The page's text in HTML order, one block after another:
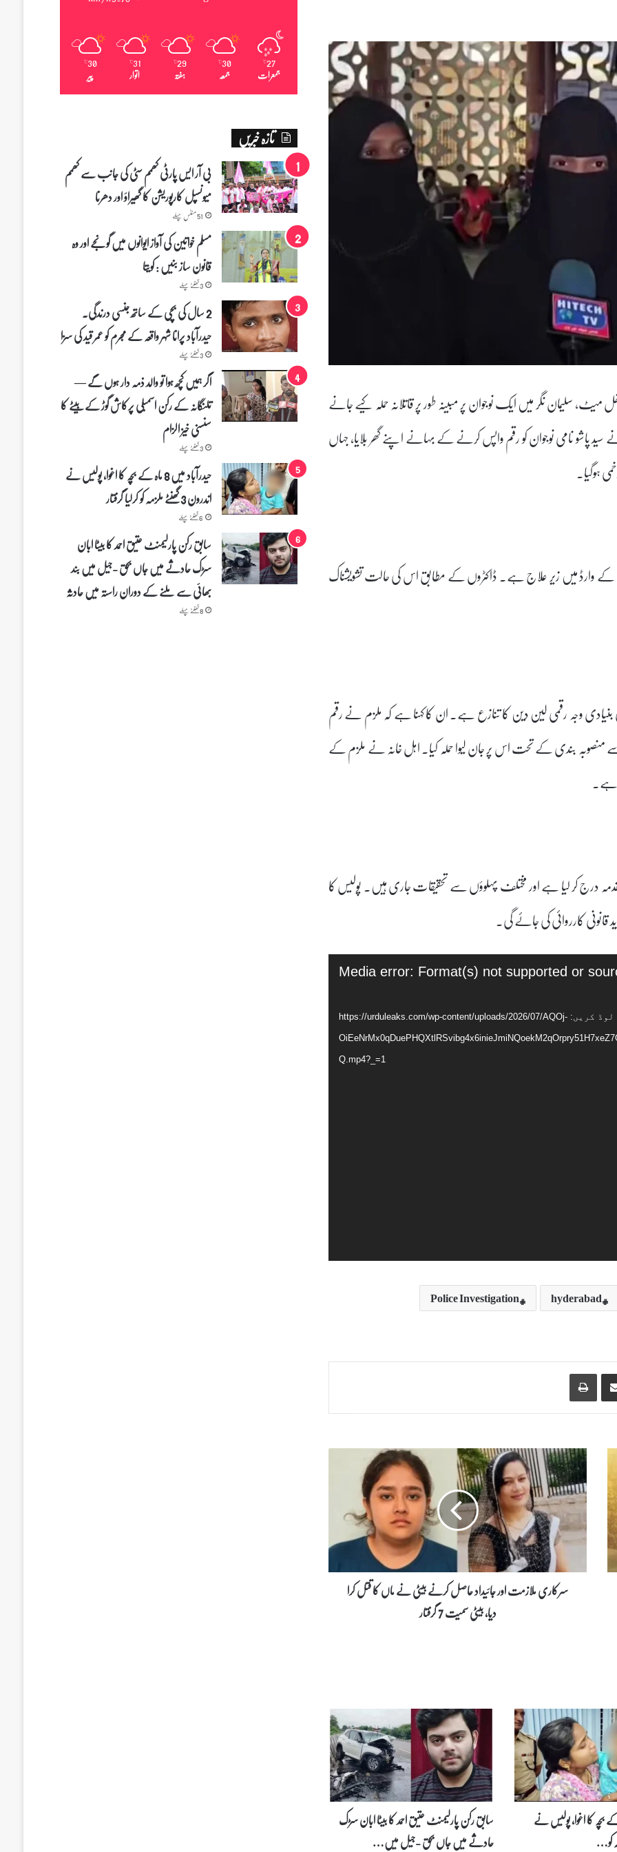
میٹ، سلیمان نگر میں ایک نوجوان پر مبینہ طور پر قاتلانہ حملہ کیے جانے
پاشو نامی نوجوان کو رقم واپس کرنے کے بہانے اپنے گھر بلایا، جہاں
ہوگیا۔
کے وارڈ میں زیر علاج ہے۔ ڈاکٹروں کے مطابق اس کی حالت تشویشناک
بنیادی وجہ رقمی لین دین کا تنازع ہے۔ ان کا کہنا ہے کہ ملزم نے رقم
سے منصوبہ بندی کے تحت اس پر جان لیوا حملہ کیا۔ اہل خانہ نے ملزم کے
ہے۔
درج کر لیا ہے اور مختلف پہلوؤں سے تحقیقات جاری ہیں۔ پولیس کا
کارروائی کی جائے گی۔
Media error: Format(s) not supported or
فائل ڈاؤن لوڈ کریں: https://urduleaks.com/wp-content/uploads/2026/07/AQOj-
Q.mp4?_=1
hyderabad
Police Investigation
Share via Email
Print
س
ر
ک
ا
ر
ی
م
ا
ی
د
ا
د
ح
ا
ص
ل
ک
سرکاری ملازمت اور جائیداد حاصل کرنے بیٹی نے ماں کا قتل کرا
دیا، بیٹی سمیت 7 گرفتار
میں 8 ماہ کے بچہ کا اغوا، پولیس نے سابق رکن پارلیمنٹ عتیق احمد کا بیٹا ابان سڑک
حادثے میں جاں بحق -جیل میں…
27
℃
جمعرات
30
℃
جمعہ
29
℃
ہفتہ
31
℃
اتوار
30
℃
پیر
تازہ خبریں
بی آر ایس پارٹی کھمم سٹی کی جانب سے کھمم
میونسپل کارپوریشن کا گھیراؤ اور دھرنا
51 منٹس پہلے
مسلم خواتین کی آواز ایوانوں میں گونجے اور وہ
قانون ساز بنیں : کویتا
3 گھنٹے پہلے
2 سال کی بچی کے ساتھ جنسی درندگی۔
حیدرآباد پرانا شہر واقعہ کے مجرم کو عمر قید کی سزا
3 گھنٹے پہلے
اگر ہمیں کچھ ہوا تو والد ذمہ دار ہوں گے —
تلنگانہ کے رکن اسمبلی پرکاش گوڑ کے بیٹے کا
سنسنی خیز الزام
3 گھنٹے پہلے
حیدرآباد میں 8 ماہ کے بچہ کا اغوا، پولیس نے
اندرون 3 گھنٹے ملزمہ کو کرلیا گرفتار
6 گھنٹے پہلے
سابق رکن پارلیمنٹ عتیق احمد کا بیٹا ابان
سڑک حادثے میں جاں بحق -جیل میں بند
بھائی سے ملنے کے دوران راستہ میں حادثہ
8 گھنٹے پہلے